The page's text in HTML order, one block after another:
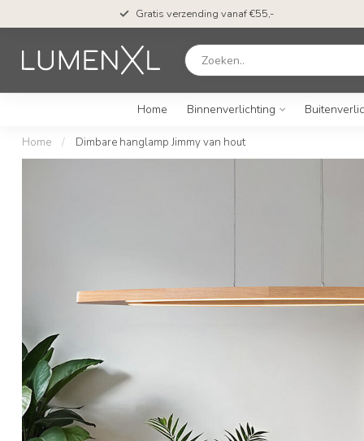
Gratis verzending vanaf €55,-
Home Binnenverlichting
Home / Dimbare hanglamp Jimmy van hout